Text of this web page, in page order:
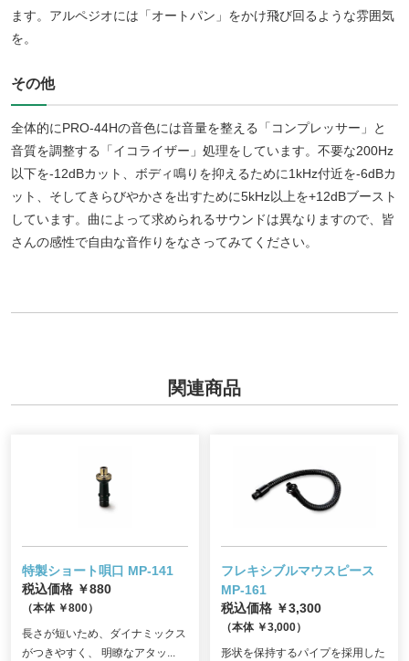
ます。アルペジオには「オートパン」をかけ飛び回るような雰囲気
を。
その他
全体的にPRO-44Hの音色には音量を整える「コンプレッサー」と
音質を調整する「イコライザー」処理をしています。不要な200Hz
以下を-12dBカット、ボディ鳴りを抑えるために1kHz付近を-6dBカ
ット、そしてきらびやかさを出すために5kHz以上を+12dBブースト
しています。曲によって求められるサウンドは異なりますので、皆
さんの感性で自由な音作りをなさってみてください。
関連商品
特製ショート唄口 MP-141
税込価格 ￥880
（本体 ￥800）
長さが短いため、ダイナミックス
がつきやすく、 明瞭なアタッ...
フレキシブルマウスピース
MP-161
税込価格 ￥3,300
（本体 ￥3,000）
形状を保持するパイプを採用した